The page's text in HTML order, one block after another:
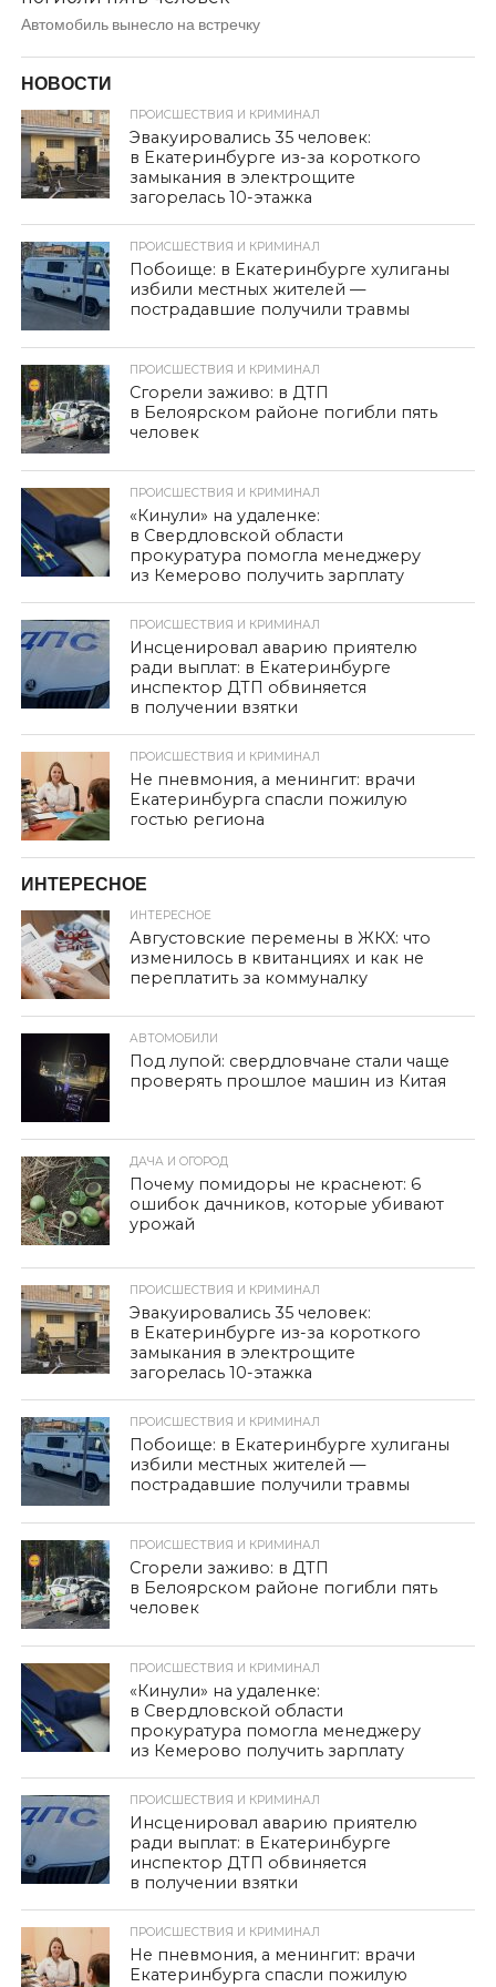
Автомобиль вынесло на встречку
НОВОСТИ
ПРОИСШЕСТВИЯ И КРИМИНАЛ
Эвакуировались 35 человек:
в Екатеринбурге из-за короткого
замыкания в электрощите
загорелась 10-этажка
ПРОИСШЕСТВИЯ И КРИМИНАЛ
Побоище: в Екатеринбурге хулиганы
избили местных жителей —
пострадавшие получили травмы
ПРОИСШЕСТВИЯ И КРИМИНАЛ
Сгорели заживо: в ДТП
в Белоярском районе погибли пять
человек
ПРОИСШЕСТВИЯ И КРИМИНАЛ
«Кинули» на удаленке:
в Свердловской области
прокуратура помогла менеджеру
из Кемерово получить зарплату
ПРОИСШЕСТВИЯ И КРИМИНАЛ
Инсценировал аварию приятелю
ради выплат: в Екатеринбурге
инспектор ДТП обвиняется
в получении взятки
ПРОИСШЕСТВИЯ И КРИМИНАЛ
Не пневмония, а менингит: врачи
Екатеринбурга спасли пожилую
гостью региона
ИНТЕРЕСНОЕ
ИНТЕРЕСНОЕ
Августовские перемены в ЖКХ: что
изменилось в квитанциях и как не
переплатить за коммуналку
АВТОМОБИЛИ
Под лупой: свердловчане стали чаще
проверять прошлое машин из Китая
ДАЧА И ОГОРОД
Почему помидоры не краснеют: 6
ошибок дачников, которые убивают
урожай
ПРОИСШЕСТВИЯ И КРИМИНАЛ
Эвакуировались 35 человек:
в Екатеринбурге из-за короткого
замыкания в электрощите
загорелась 10-этажка
ПРОИСШЕСТВИЯ И КРИМИНАЛ
Побоище: в Екатеринбурге хулиганы
избили местных жителей —
пострадавшие получили травмы
ПРОИСШЕСТВИЯ И КРИМИНАЛ
Сгорели заживо: в ДТП
в Белоярском районе погибли пять
человек
ПРОИСШЕСТВИЯ И КРИМИНАЛ
«Кинули» на удаленке:
в Свердловской области
прокуратура помогла менеджеру
из Кемерово получить зарплату
ПРОИСШЕСТВИЯ И КРИМИНАЛ
Инсценировал аварию приятелю
ради выплат: в Екатеринбурге
инспектор ДТП обвиняется
в получении взятки
ПРОИСШЕСТВИЯ И КРИМИНАЛ
Не пневмония, а менингит: врачи
Екатеринбурга спасли пожилую